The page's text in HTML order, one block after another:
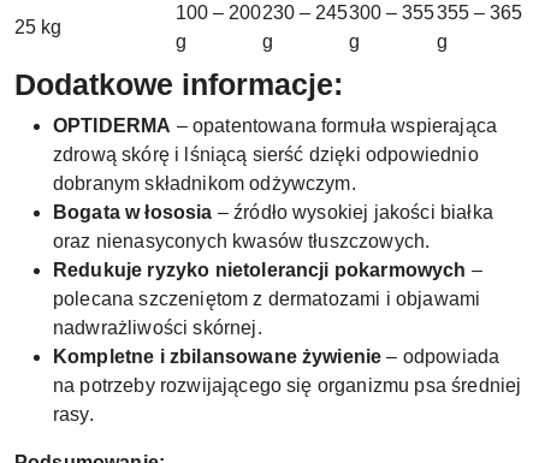
25 kg
100 – 200
g
230 – 245
g
300 – 355
g
355 – 365
g
Dodatkowe informacje:
OPTIDERMA – opatentowana formuła wspierająca
zdrową skórę i lśniącą sierść dzięki odpowiednio
dobranym składnikom odżywczym.
Bogata w łososia – źródło wysokiej jakości białka
oraz nienasyconych kwasów tłuszczowych.
Redukuje ryzyko nietolerancji pokarmowych –
polecana szczeniętom z dermatozami i objawami
nadwrażliwości skórnej.
Kompletne i zbilansowane żywienie – odpowiada
na potrzeby rozwijającego się organizmu psa średniej
rasy.